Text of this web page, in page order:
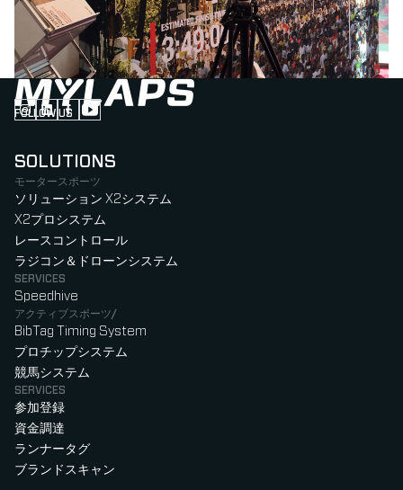
FOLLOW US
Follow us on Instagram (Opens in new tab)
Follow us on LinkedIn (Opens in new tab)
Follow us on Facebook (Opens in new tab)
Follow us on YouTube (Opens in new tab)
SOLUTIONS
モータースポーツ
ソリューション X2システム
X2プロシステム
レースコントロール
ラジコン＆ドローンシステム
SERVICES
Speedhive
アクティブスポーツ/
BibTag Timing System
プロチップシステム
競馬システム
SERVICES
参加登録
資金調達
ランナータグ
ブランドスキャン